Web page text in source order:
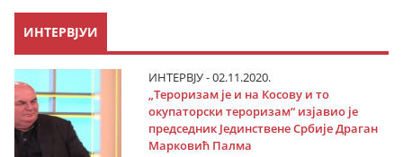
ИНТЕРВЈУИ
ИНТЕРВЈУ - 02.11.2020.
„Тероризам је и на Косову и то
окупаторски тероризам“ изјавио је
председник Јединствене Србије Драган
Марковић Палма